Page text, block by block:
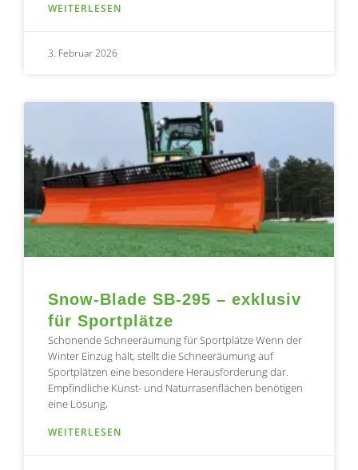
WEITERLESEN
3. Februar 2026
Snow-Blade SB-295 – exklusiv
für Sportplätze
Schonende Schneeräumung für Sportplätze Wenn der
Winter Einzug hält, stellt die Schneeräumung auf
Sportplätzen eine besondere Herausforderung dar.
Empfindliche Kunst- und Naturrasenflächen benötigen
eine Lösung,
WEITERLESEN